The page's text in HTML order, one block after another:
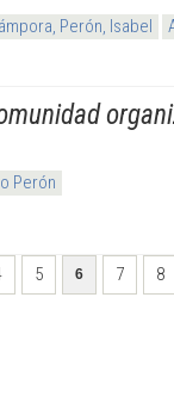
Perón, Isabel
Perón
5 6 7 8